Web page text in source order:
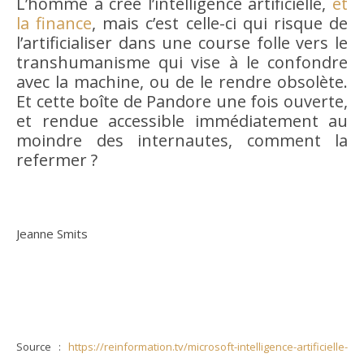
la finance, mais c’est celle-ci qui risque de
l’artificialiser dans une course folle vers le
transhumanisme qui vise à le confondre
avec la machine, ou de le rendre obsolète.
Et cette boîte de Pandore une fois ouverte,
et rendue accessible immédiatement au
moindre des internautes, comment la
refermer ?
Jeanne Smits
Source : https://reinformation.tv/microsoft-intelligence-artificielle-